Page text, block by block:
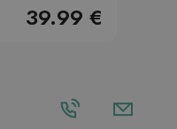
39.99 €